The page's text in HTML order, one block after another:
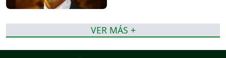
VER MÁS +